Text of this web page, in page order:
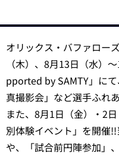
オリックス・バファロー
（木）、8月13日（水）
pported by SAMTY」に
真撮影会」など選手ふれ
また、8月1日（金）・2
別体験イベント」を開催!!
や、「試合前円陣参加」